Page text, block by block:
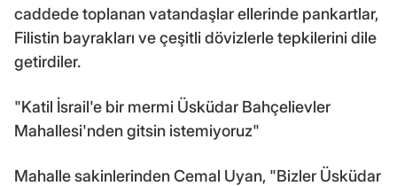
caddede toplanan vatandaşlar ellerinde pankartlar,
Filistin bayrakları ve çeşitli dövizlerle tepkilerini dile
getirdiler.
"Katil İsrail'e bir mermi Üsküdar Bahçelievler
Mahallesi'nden gitsin istemiyoruz"
Mahalle sakinlerinden Cemal Uyan, "Bizler Üsküdar